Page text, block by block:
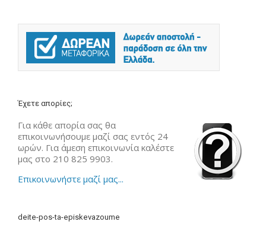
Έχετε απορίες;
Για κάθε απορία σας θα
επικοινωνήσουμε μαζί σας εντός 24
ωρών. Για άμεση επικοινωνία καλέστε
μας στο 210 825 9903.
Επικοινωνήστε μαζί μας...
deite-pos-ta-episkevazoume